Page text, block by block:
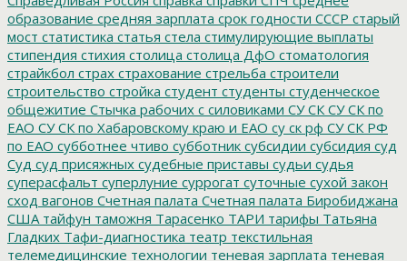
образование средняя зарплата срок годности СССР старый
мост статистика статья стела стимулирующие выплаты
стипендия стихия столица столица ДфО стоматология
страйкбол страх страхование стрельба строители
строительство стройка студент студенты студенческое
общежитие Стычка рабочих с силовиками СУ СК СУ СК по
ЕАО СУ СК по Хабаровскому краю и ЕАО су ск рф СУ СК РФ
по ЕАО субботнее чтиво субботник субсидии субсидия суд
Суд суд присяжных судебные приставы судьи судья
суперасфальт суперлуние суррогат суточные сухой закон
сход вагонов Счетная палата Счетная палата Биробиджана
США тайфун таможня Тарасенко ТАРИ тарифы Татьяна
Гладких Тафи-диагностика театр текстильная
телемедицинские технологии теневая зарплата теневая